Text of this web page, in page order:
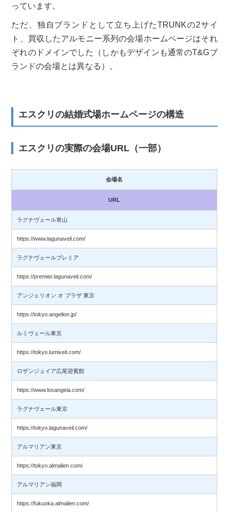
っています。
ただ、独自ブランドとして立ち上げたTRUNKの2サイ
ト、買収したアルモニー系列の会場ホームページはそれ
ぞれのドメインでした（しかもデザインも通常のT&Gブ
ランドの会場とは異なる）。
エスクリの結婚式場ホームページの構造
エスクリの実際の会場URL（一部）
会場名
URL
ラグナヴェール青山
https://www.lagunaveil.com/
ラグナヴェールプレミア
https://premier.lagunaveil.com/
アンジェリオン オ プラザ 東京
https://tokyo.angelion.jp/
ルミヴェール東京
https://tokyo.lumiveil.com/
ロザンジュイア広尾迎賓館
https://www.losangeia.com/
ラグナヴェール東京
https://tokyo.lagunaveil.com/
アルマリアン東京
https://tokyo.almalien.com/
アルマリアン福岡
https://fukuoka.almalien.com/